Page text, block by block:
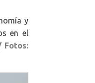
y
en el
Fotos: